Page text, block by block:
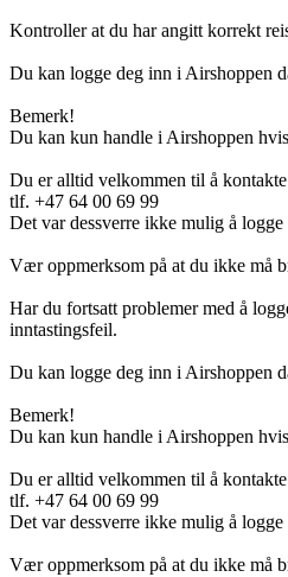
Kontroller at du har angitt korrekt
Du kan logge deg inn i Airshoppen
Bemerk!
Du kan kun handle i Airshoppen
Du er alltid velkommen til å kontakte
tlf. +47 64 00 69 99
Det var dessverre ikke mulig å
Vær oppmerksom på at du ikke må
Har du fortsatt problemer med å
inntastingsfeil.
Du kan logge deg inn i Airshoppen
Bemerk!
Du kan kun handle i Airshoppen
Du er alltid velkommen til å kontakte
tlf. +47 64 00 69 99
Det var dessverre ikke mulig å
Vær oppmerksom på at du ikke må